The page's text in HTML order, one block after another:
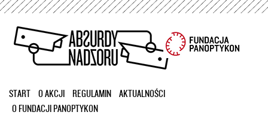
Przejdź
treści
START O AKCJI REGULAMIN
AKTUALNOŚCI
O FUNDACJI PANOPTYKON